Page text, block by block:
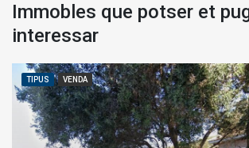
Immobles que potser et puguin
interessar
TIPUS VENDA